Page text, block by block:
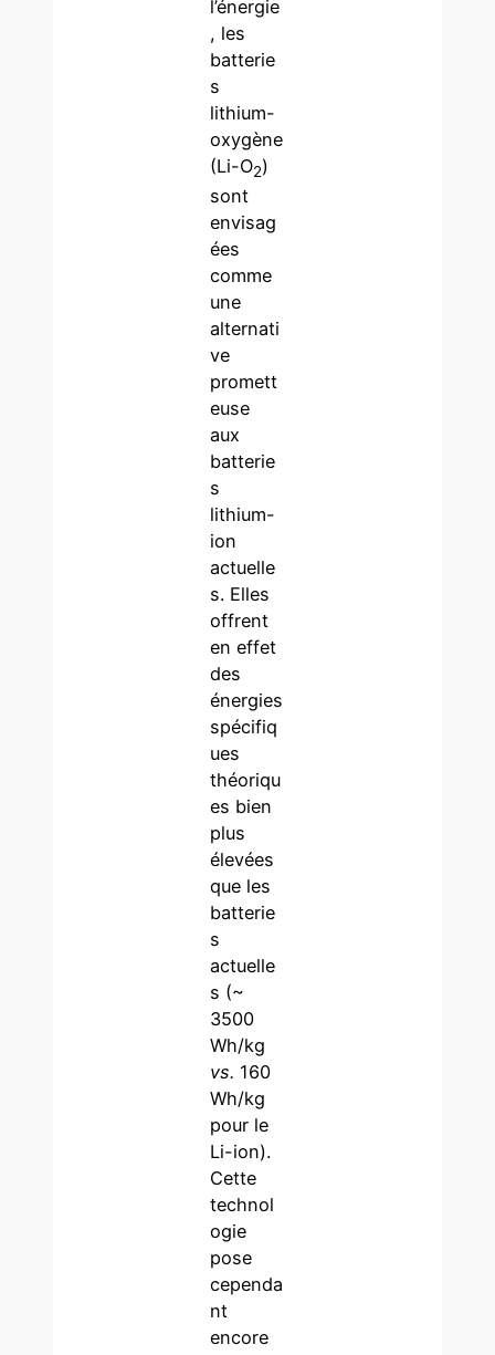
l’énergie
, les
batterie
s
lithium-
oxygène
(Li-O2)
sont
envisag
ées
comme
une
alternati
ve
promett
euse
aux
batterie
s
lithium-
ion
actuelle
s. Elles
offrent
en effet
des
énergies
spécifiq
ues
théoriqu
es bien
plus
élevées
que les
batterie
s
actuelle
s (~
3500
Wh/kg
vs. 160
Wh/kg
pour le
Li-ion).
Cette
technol
ogie
pose
cependa
nt
encore